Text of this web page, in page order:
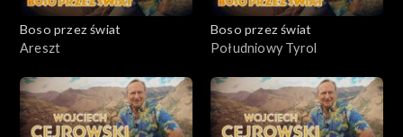
Boso przez świat
Areszt
Boso przez świat
Południowy Tyrol